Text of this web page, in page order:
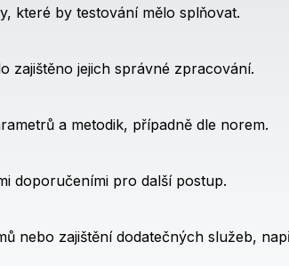
které by testování mělo splňovat.
zajištěno jejich správné zpracování.
a metodik, případně dle norem.
doporučeními pro další postup.
nebo zajištění dodatečných služeb,